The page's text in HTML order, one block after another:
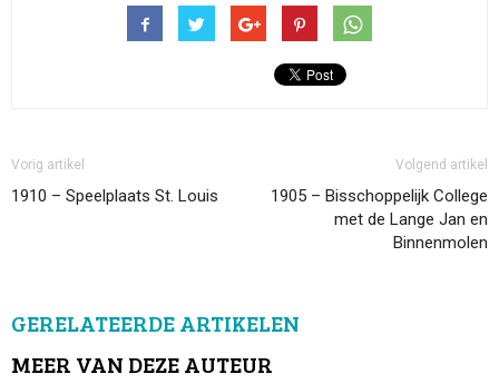
Vorig artikel
1910 – Speelplaats St. Louis
Volgend artikel
1905 – Bisschoppelijk College
met de Lange Jan en
Binnenmolen
GERELATEERDE ARTIKELEN
MEER VAN DEZE AUTEUR